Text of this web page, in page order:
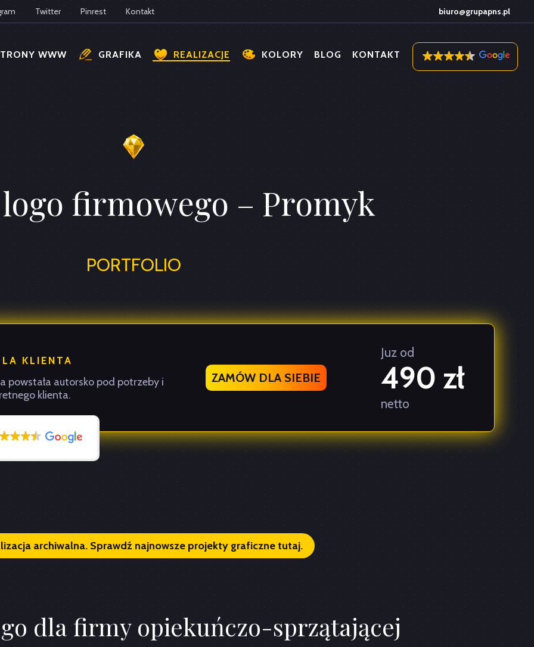
WWW GRAFIKA REALIZACJE KOLORY BLOG KONTAKT
Twitter Pinrest Kontakt biuro@grupapns.pl
firmowego – Promyk
PORTFOLIO
KLIENTA
powstała autorsko pod potrzeby i
klienta.
ZAMÓW DLA SIEBIE
Juz od
490 zł
netto
archiwalna. Sprawdź najnowsze projekty graficzne tutaj.
dla firmy opiekuńczo-sprzątającej